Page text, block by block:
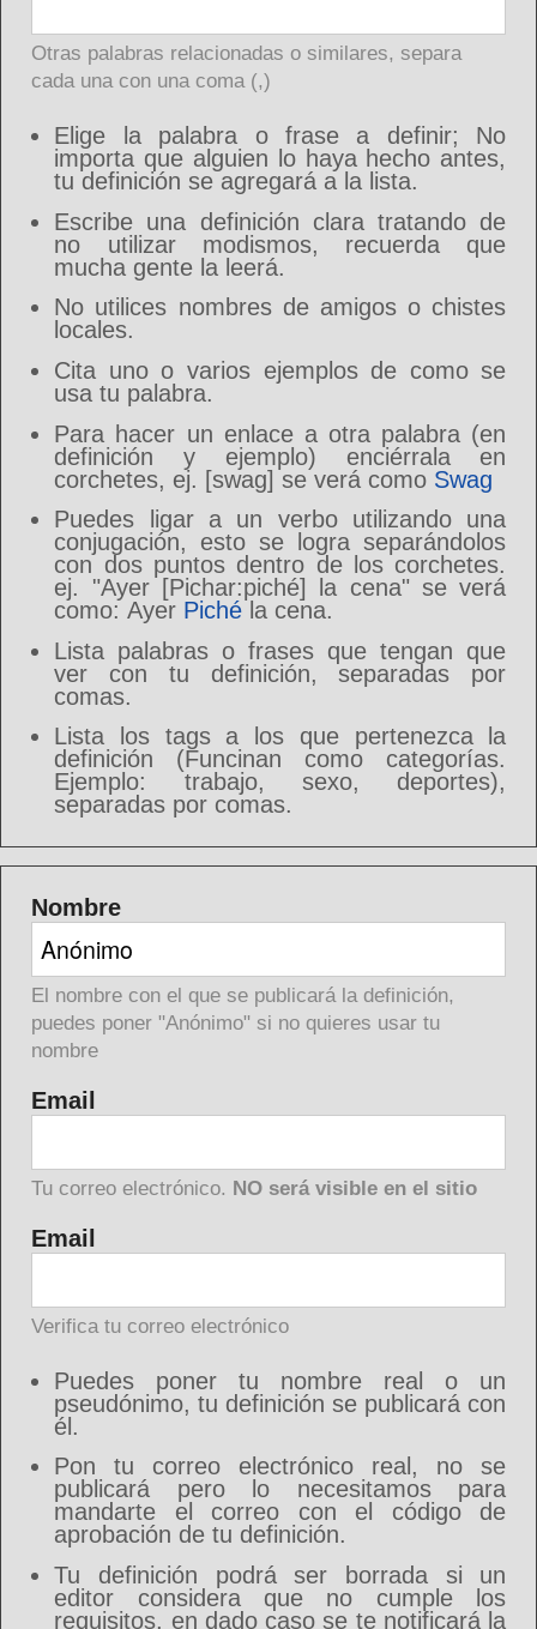
Otras palabras relacionadas o similares, separa
cada una con una coma (,)
Elige la palabra o frase a definir; No
importa que alguien lo haya hecho antes,
tu definición se agregará a la lista.
Escribe una definición clara tratando de
no utilizar modismos, recuerda que
mucha gente la leerá.
No utilices nombres de amigos o chistes
locales.
Cita uno o varios ejemplos de como se
usa tu palabra.
Para hacer un enlace a otra palabra (en
definición y ejemplo) enciérrala en
corchetes, ej. [swag] se verá como Swag
Puedes ligar a un verbo utilizando una
conjugación, esto se logra separándolos
con dos puntos dentro de los corchetes.
ej. "Ayer [Pichar:piché] la cena" se verá
como: Ayer Piché la cena.
Lista palabras o frases que tengan que
ver con tu definición, separadas por
comas.
Lista los tags a los que pertenezca la
definición (Funcinan como categorías.
Ejemplo: trabajo, sexo, deportes),
separadas por comas.
Nombre
El nombre con el que se publicará la definición,
puedes poner "Anónimo" si no quieres usar tu
nombre
Email
Tu correo electrónico. NO será visible en el sitio
Email
Verifica tu correo electrónico
Puedes poner tu nombre real o un
pseudónimo, tu definición se publicará con
él.
Pon tu correo electrónico real, no se
publicará pero lo necesitamos para
mandarte el correo con el código de
aprobación de tu definición.
Tu definición podrá ser borrada si un
editor considera que no cumple los
requisitos, en dado caso se te notificará la